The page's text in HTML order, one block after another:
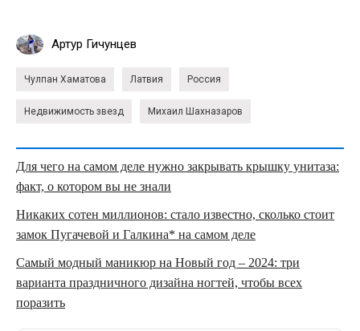
Артур Гичунцев
Чулпан Хаматова Латвия Россия
Недвижимость звезд Михаил Шахназаров
Для чего на самом деле нужно закрывать крышку унитаза:
факт, о котором вы не знали
Никаких сотен миллионов: стало известно, сколько стоит
замок Пугачевой и Галкина* на самом деле
Самый модный маникюр на Новый год – 2024: три
варианта праздничного дизайна ногтей, чтобы всех
поразить